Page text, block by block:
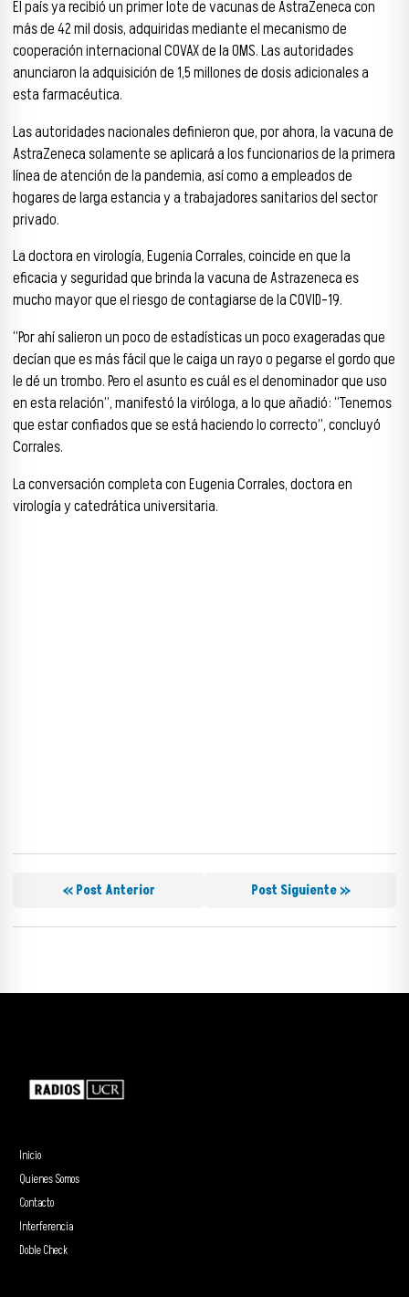
El país ya recibió un primer lote de vacunas de AstraZeneca con
más de 42 mil dosis, adquiridas mediante el mecanismo de
cooperación internacional COVAX de la OMS. Las autoridades
anunciaron la adquisición de 1,5 millones de dosis adicionales a
esta farmacéutica.
Las autoridades nacionales definieron que, por ahora, la vacuna de
AstraZeneca solamente se aplicará a los funcionarios de la primera
línea de atención de la pandemia, así como a empleados de
hogares de larga estancia y a trabajadores sanitarios del sector
privado.
La doctora en virología, Eugenia Corrales, coincide en que la
eficacia y seguridad que brinda la vacuna de Astrazeneca es
mucho mayor que el riesgo de contagiarse de la COVID-19.
“Por ahí salieron un poco de estadísticas un poco exageradas que
decían que es más fácil que le caiga un rayo o pegarse el gordo que
le dé un trombo. Pero el asunto es cuál es el denominador que uso
en esta relación”, manifestó la viróloga, a lo que añadió: “Tenemos
que estar confiados que se está haciendo lo correcto”, concluyó
Corrales.
La conversación completa con Eugenia Corrales, doctora en
virología y catedrática universitaria.
« Post Anterior Post Siguiente »
Inicio
Quienes Somos
Contacto
Interferencia
Doble Check